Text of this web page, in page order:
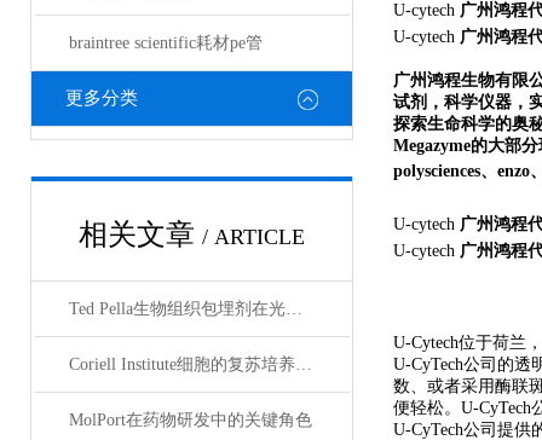
braintree scientific耗材pe管
更多分类
相关文章 / ARTICLE
Ted Pella生物组织包埋剂在光镜与电镜联用技术中的应用
Coriell Institute细胞的复苏培养与质量控制规范
MolPort在药物研发中的关键角色
U-cytech 广州鸿程
U-cytech 广州鸿程
广州鸿程生物有限
试剂，科学仪器，
探索生命科学的奥
Megazyme的大部
polysciences、
U-cytech 广州鸿程
U-cytech 广州鸿程
U-Cytech位于荷兰
U-CyTech公司的透
数、或者采用酶联
便轻松。U-
U-CyTech公司提